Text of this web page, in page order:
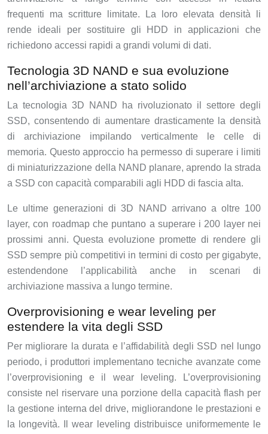
frequenti ma scritture limitate. La loro elevata densità li
rende ideali per sostituire gli HDD in applicazioni che
richiedono accessi rapidi a grandi volumi di dati.
Tecnologia 3D NAND e sua evoluzione
nell’archiviazione a stato solido
La tecnologia 3D NAND ha rivoluzionato il settore degli
SSD, consentendo di aumentare drasticamente la densità
di archiviazione impilando verticalmente le celle di
memoria. Questo approccio ha permesso di superare i limiti
di miniaturizzazione della NAND planare, aprendo la strada
a SSD con capacità comparabili agli HDD di fascia alta.
Le ultime generazioni di 3D NAND arrivano a oltre 100
layer, con roadmap che puntano a superare i 200 layer nei
prossimi anni. Questa evoluzione promette di rendere gli
SSD sempre più competitivi in termini di costo per gigabyte,
estendendone l’applicabilità anche in scenari di
archiviazione massiva a lungo termine.
Overprovisioning e wear leveling per
estendere la vita degli SSD
Per migliorare la durata e l’affidabilità degli SSD nel lungo
periodo, i produttori implementano tecniche avanzate come
l’overprovisioning e il wear leveling. L’overprovisioning
consiste nel riservare una porzione della capacità flash per
la gestione interna del drive, migliorandone le prestazioni e
la longevità. Il wear leveling distribuisce uniformemente le